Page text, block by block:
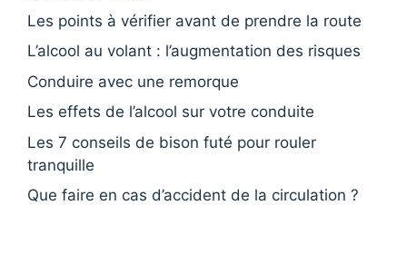
Les points à vérifier avant de prendre la route
L’alcool au volant : l’augmentation des risques
Conduire avec une remorque
Les effets de l’alcool sur votre conduite
Les 7 conseils de bison futé pour rouler
tranquille
Que faire en cas d’accident de la circulation ?